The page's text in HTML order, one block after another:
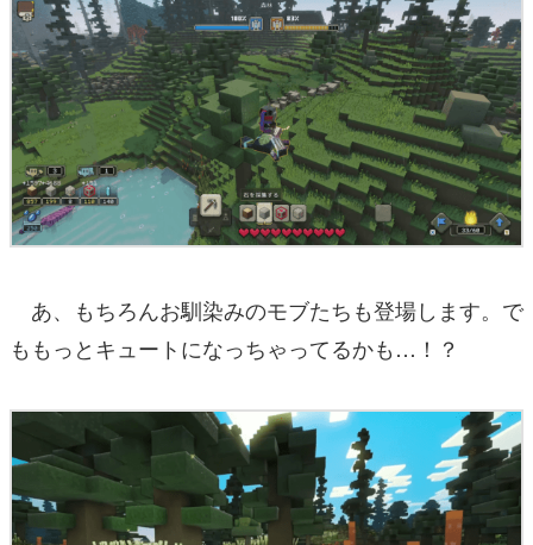
あ、もちろんお馴染みのモブたちも登場します。で
ももっとキュートになっちゃってるかも…！？